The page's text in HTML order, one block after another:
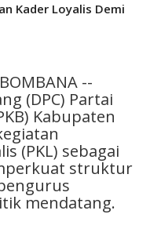
Kader Loyalis Demi
--
(DPC) Partai
Kabupaten
(PKL) sebagai
struktur
mendatang.